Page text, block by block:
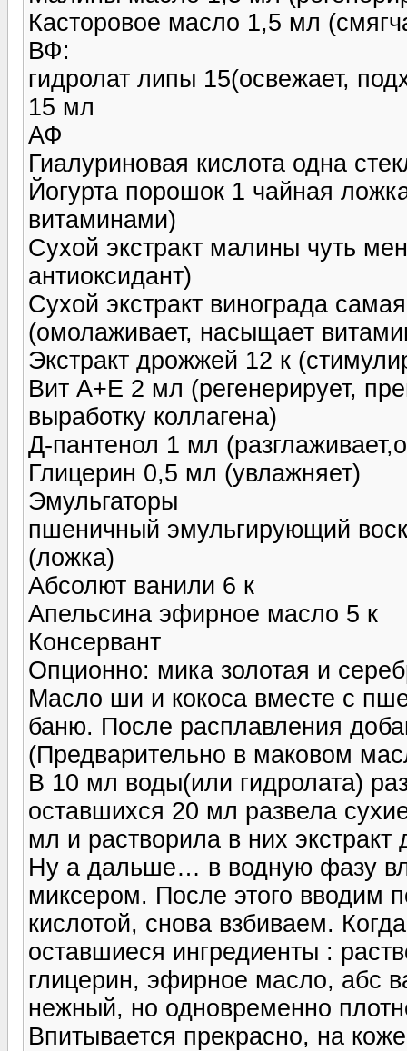
Касторовое масло 1,5 мл
ВФ:
гидролат липы 15(освежает,
15 мл
АФ
Гиалуриновая кислота одна
Йогурта порошок 1 чайная
витаминами)
Сухой экстракт малины чуть
антиоксидант)
Сухой экстракт винограда
(омолаживает, насыщает
Экстракт дрожжей 12 к
Вит А+Е 2 мл (регенерирует,
выработку коллагена)
Д-пантенол 1 мл
Глицерин 0,5 мл (увлажняет)
Эмульгаторы
пшеничный эмульгирующий
(ложка)
Абсолют ванили 6 к
Апельсина эфирное масло 5 к
Консервант
Опционно: мика золотая и
Масло ши и кокоса вместе с
баню. После расплавления
(Предварительно в маковом
В 10 мл воды(или гидролата)
оставшихся 20 мл развела
мл и растворила в них
Ну а дальше… в водную фазу
миксером. После этого вводим
кислотой, снова взбиваем.
оставшиеся ингредиенты :
глицерин, эфирное масло, абс
нежный, но одновременно
Впитывается прекрасно, на